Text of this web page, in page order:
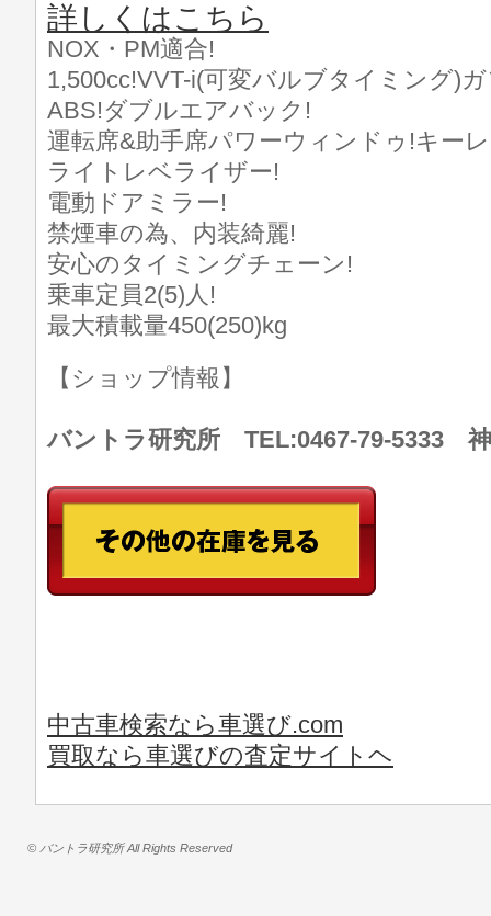
詳しくはこちら
NOX・PM適合!
1,500cc!VVT-i(可変バルブタイミング)
ABS!ダブルエアバック!
運転席&助手席パワーウィンドゥ!キー
ライトレベライザー!
電動ドアミラー!
禁煙車の為、内装綺麗!
安心のタイミングチェーン!
乗車定員2(5)人!
最大積載量450(250)kg
【ショップ情報】
バントラ研究所 TEL:0467-79-5333 神
中古車検索なら車選び.com
買取なら車選びの査定サイトヘ
© バントラ研究所 All Rights Reserved